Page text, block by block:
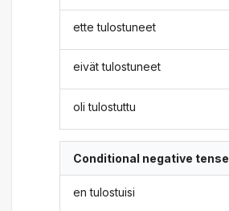
ette tulostuneet
eivät tulostuneet
oli tulostuttu
Conditional negative tense
en tulostuisi